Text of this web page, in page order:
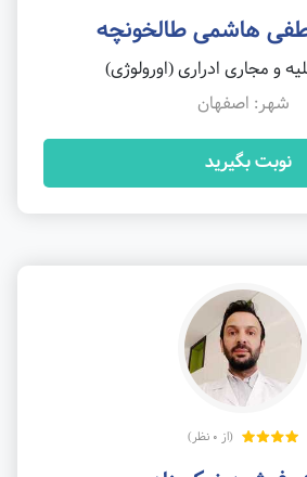
هاشمی طالخونچه
و مجاری ادراری (اورولوژی)
شهر: اصفهان
نوبت بگیرید
(از 0 نظر)